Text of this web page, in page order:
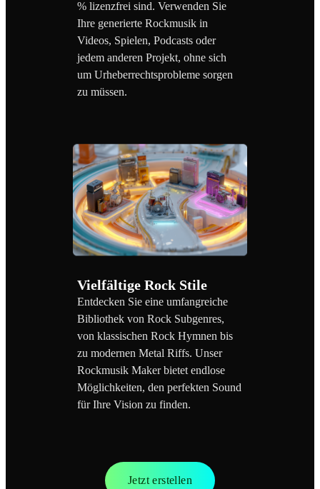
% lizenzfrei sind. Verwenden Sie
Ihre generierte Rockmusik in
Videos, Spielen, Podcasts oder
jedem anderen Projekt, ohne sich
um Urheberrechtsprobleme sorgen
zu müssen.
Vielfältige Rock Stile
Entdecken Sie eine umfangreiche
Bibliothek von Rock Subgenres,
von klassischen Rock Hymnen bis
zu modernen Metal Riffs. Unser
Rockmusik Maker bietet endlose
Möglichkeiten, den perfekten Sound
für Ihre Vision zu finden.
Jetzt erstellen